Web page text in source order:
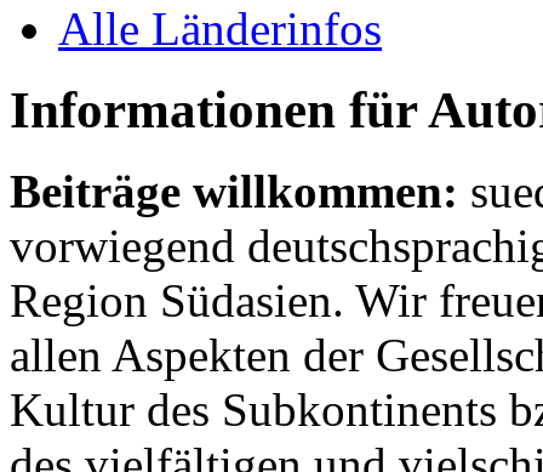
Alle Länderinfos
Informationen für
Beiträge willkommen:
vorwiegend
Region Südasien. Wir
allen Aspekten der
Kultur des Subkontinents